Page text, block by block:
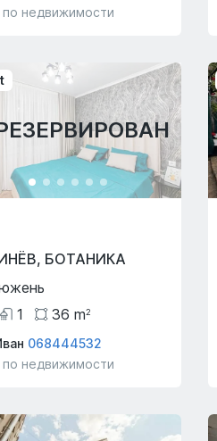
по недвижимости
, БОТАНИКА
1 36 m2
068444532
по недвижимости